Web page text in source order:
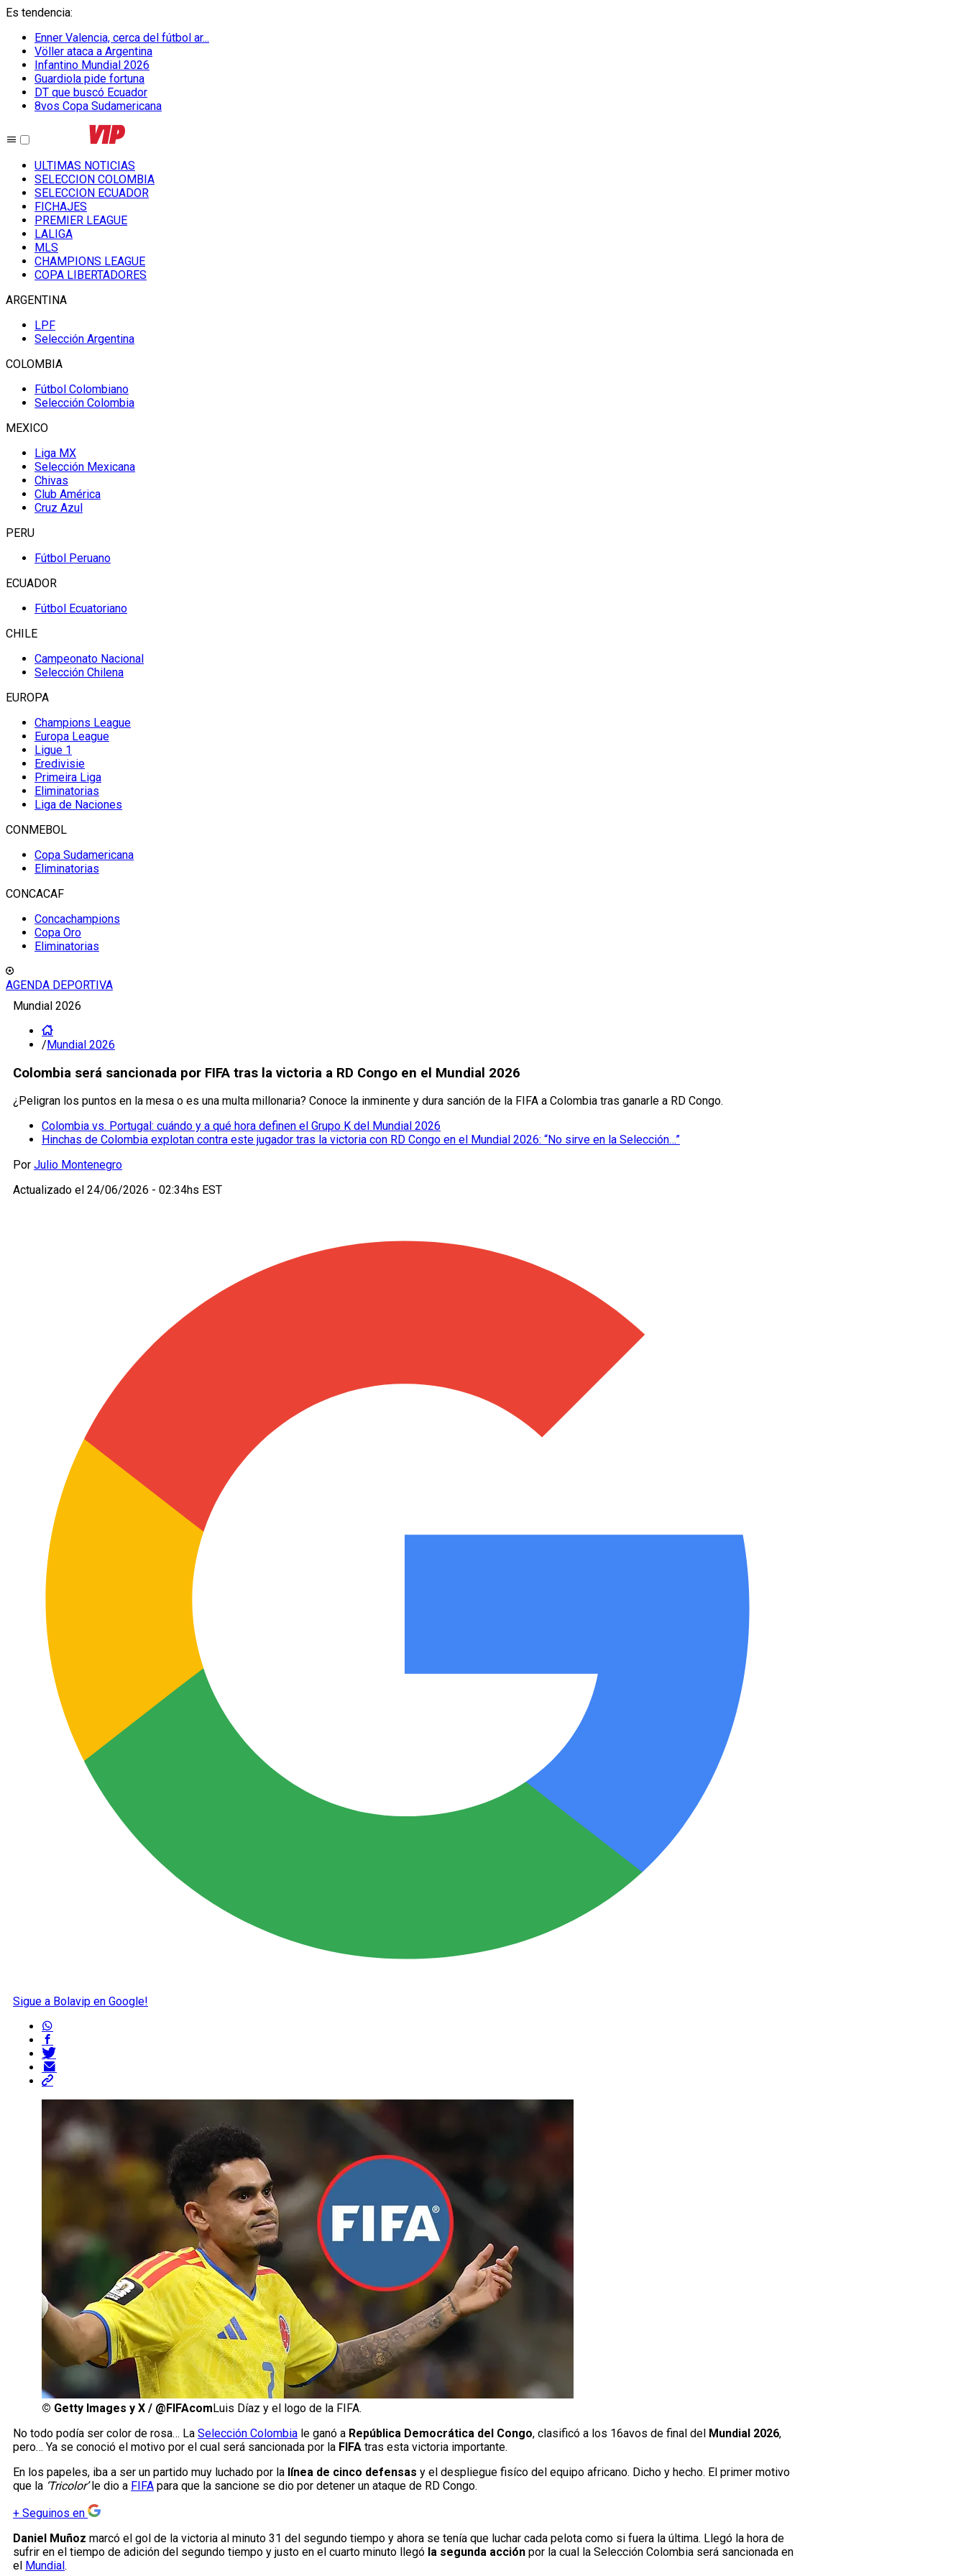
Es tendencia:
Enner Valencia, cerca del fútbol ar...
Völler ataca a Argentina
Infantino Mundial 2026
Guardiola pide fortuna
DT que buscó Ecuador
8vos Copa Sudamericana
ULTIMAS NOTICIAS
SELECCION COLOMBIA
SELECCION ECUADOR
FICHAJES
PREMIER LEAGUE
LALIGA
MLS
CHAMPIONS LEAGUE
COPA LIBERTADORES
ARGENTINA
LPF
Selección Argentina
COLOMBIA
Fútbol Colombiano
Selección Colombia
MEXICO
Liga MX
Selección Mexicana
Chivas
Club América
Cruz Azul
PERU
Fútbol Peruano
ECUADOR
Fútbol Ecuatoriano
CHILE
Campeonato Nacional
Selección Chilena
EUROPA
Champions League
Europa League
Ligue 1
Eredivisie
Primeira Liga
Eliminatorias
Liga de Naciones
CONMEBOL
Copa Sudamericana
Eliminatorias
CONCACAF
Concachampions
Copa Oro
Eliminatorias
AGENDA DEPORTIVA
Mundial 2026
/Mundial 2026
Colombia será sancionada por FIFA tras la victoria a RD Congo en el Mundial 2026
¿Peligran los puntos en la mesa o es una multa millonaria? Conoce la inminente y dura sanción de la FIFA a Colombia tras ganarle a RD Congo.
Colombia vs. Portugal: cuándo y a qué hora definen el Grupo K del Mundial 2026
Hinchas de Colombia explotan contra este jugador tras la victoria con RD Congo en el Mundial 2026: “No sirve en la Selección…”
Por Julio Montenegro
Actualizado el 24/06/2026 - 02:34hs EST
Sigue a Bolavip en Google!
© Getty Images y X / @FIFAcom Luis Díaz y el logo de la FIFA.
No todo podía ser color de rosa… La Selección Colombia le ganó a República Democrática del Congo, clasificó a los 16avos de final del Mundial 2026,
pero… Ya se conoció el motivo por el cual será sancionada por la FIFA tras esta victoria importante.
En los papeles, iba a ser un partido muy luchado por la línea de cinco defensas y el despliegue fisíco del equipo africano. Dicho y hecho. El primer motivo
que la ‘Tricolor’le dio a FIFA para que la sancione se dio por detener un ataque de RD Congo.
+ Seguinos en
Daniel Muñoz marcó el gol de la victoria al minuto 31 del segundo tiempo y ahora se tenía que luchar cada pelota como si fuera la última. Llegó la hora de
sufrir en el tiempo de adición del segundo tiempo y justo en el cuarto minuto llegó la segunda acción por la cual la Selección Colombia será sancionada en
el Mundial .